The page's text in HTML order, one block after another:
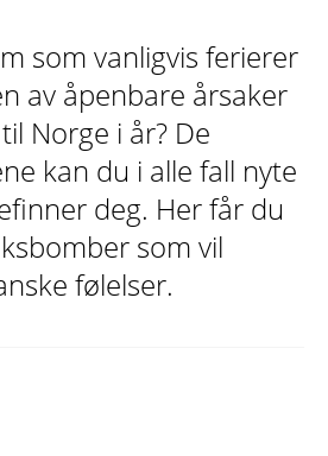
som vanligvis ferierer
av åpenbare årsaker
Norge i år? De
kan du i alle fall nyte
deg. Her får du
som vil
følelser.